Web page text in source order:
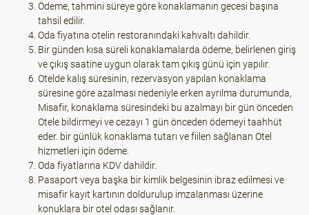
Ödeme, tahmini süreye göre konaklamanın gecesi başına
tahsil edilir.
Oda fiyatına otelin restoranındaki kahvaltı dahildir.
Bir günden kısa süreli konaklamalarda ödeme, belirlenen giriş
ve çıkış saatine uygun olarak tam çıkış günü için yapılır.
Otelde kalış süresinin, rezervasyon yapılan konaklama
süresine göre azalması nedeniyle erken ayrılma durumunda,
Misafir, konaklama süresindeki bu azalmayı bir gün önceden
Otele bildirmeyi ve cezayı 1 gün önceden ödemeyi taahhüt
eder. bir günlük konaklama tutarı ve fiilen sağlanan Otel
hizmetleri için ödeme.
Oda fiyatlarına KDV dahildir.
Pasaport veya başka bir kimlik belgesinin ibraz edilmesi ve
misafir kayıt kartının doldurulup imzalanması üzerine
konuklara bir otel odası sağlanır.